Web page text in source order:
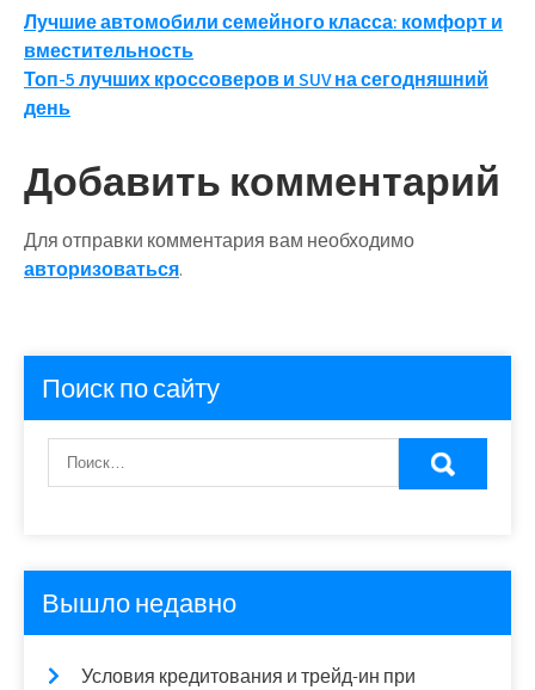
Навигация
по
записям
Лучшие автомобили семейного класса: комфорт и
вместительность
Топ-5 лучших кроссоверов и SUV на сегодняшний
день
Добавить комментарий
Для отправки комментария вам необходимо
авторизоваться.
Поиск по сайту
Вышло недавно
Условия кредитования и трейд-ин при